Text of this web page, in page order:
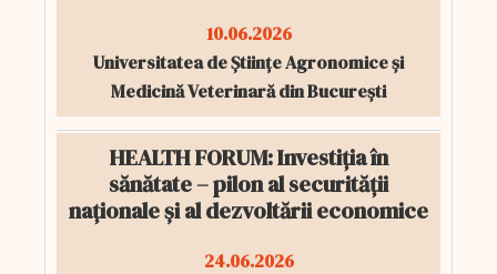
10.06.2026
Universitatea de Științe Agronomice și
Medicină Veterinară din București
HEALTH FORUM: Investiția în
sănătate – pilon al securității
naționale și al dezvoltării economice
24.06.2026